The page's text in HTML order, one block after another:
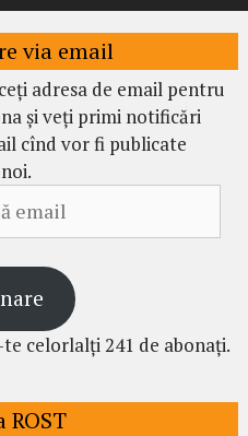
via email
adresa de email pentru
și veți primi notificări
cînd vor fi publicate
celorlalți 241 de abonați.
ROST